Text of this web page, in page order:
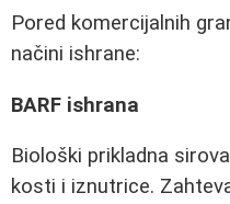
Pored komercijalnih
načini ishrane:
BARF ishrana
Biološki prikladna
kosti i iznutrice.